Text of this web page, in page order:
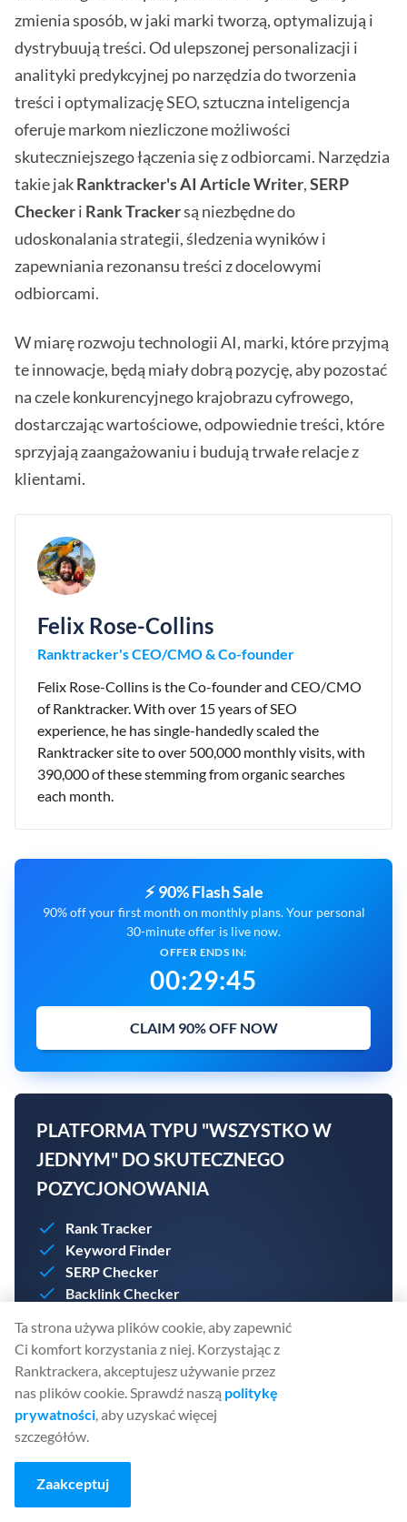
zmienia sposób, w jaki marki tworzą, optymalizują i
dystrybuują treści. Od ulepszonej personalizacji i
analityki predykcyjnej po narzędzia do tworzenia
treści i optymalizację SEO, sztuczna inteligencja
oferuje markom niezliczone możliwości
skuteczniejszego łączenia się z odbiorcami. Narzędzia
takie jakRanktracker's AI Article Writer,SERP
Checkeri Rank Trackersą niezbędne do
udoskonalania strategii, śledzenia wyników i
zapewniania rezonansu treści z docelowymi
odbiorcami.
W miarę rozwoju technologii AI, marki, które przyjmą
te innowacje, będą miały dobrą pozycję, aby pozostać
na czele konkurencyjnego krajobrazu cyfrowego,
dostarczając wartościowe, odpowiednie treści, które
sprzyjają zaangażowaniu i budują trwałe relacje z
klientami.
Felix Rose-Collins
Ranktracker's CEO/CMO & Co-founder
Felix Rose-Collins is the Co-founder and CEO/CMO
of Ranktracker. With over 15 years of SEO
experience, he has single-handedly scaled the
Ranktracker site to over 500,000 monthly visits, with
390,000 of these stemming from organic searches
each month.
⚡ 90% Flash Sale
90% off your first month on monthly plans. Your personal
30-minute offer is live now.
OFFER ENDS IN:
00:29:43
CLAIM 90% OFF NOW
PLATFORMA TYPU "WSZYSTKO W
JEDNYM" DO SKUTECZNEGO
POZYCJONOWANIA
Rank Tracker
Keyword Finder
SERP Checker
Backlink Checker
Website Audit
AI Article Writer
Załóż konto już dziś. Karta kredytowa nie jest
wymagana.
Ta strona używa plików cookie, aby zapewnić
Ci komfort korzystania z niej. Korzystając z
Ranktrackera, akceptujesz używanie przez
nas plików cookie. Sprawdź naszą politykę
prywatności, aby uzyskać więcej
szczegółów.
Zaakceptuj